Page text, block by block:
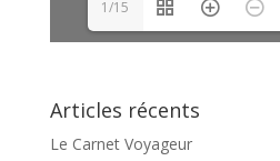
1/15
Articles récents
Le Carnet Voyageur